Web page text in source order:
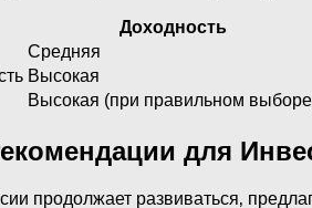
Доходность
Средняя
Высокая
Высокая (при правильном
для
продолжает развиваться‚